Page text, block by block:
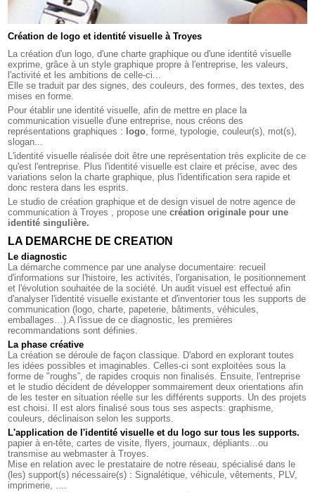
Création de logo et identité visuelle à Troyes
La création d'un logo, d'une charte graphique ou d'une identité visuelle
exprime, grâce à un style graphique propre à l'entreprise, les valeurs,
l'activité et les ambitions de celle-ci...
Elle se traduit par des signes, des couleurs, des formes, des textes, des
mises en forme.
Pour établir une identité visuelle, afin de mettre en place la
communication visuelle d'une entreprise, nous créons des
représentations graphiques : logo, forme, typologie, couleur(s), mot(s),
slogan...
L'identité visuelle réalisée doit être une représentation très explicite de ce
qu'est l'entreprise. Plus l'identité visuelle est claire et précise, avec des
variations selon la charte graphique, plus l'identification sera rapide et
donc restera dans les esprits.
Le studio de création graphique et de design visuel de notreagence de
communication à Troyes , propose unecréation originale pour une
identité singulière.
LA DEMARCHE DE CREATION
Le diagnostic
La démarche commence par une analyse documentaire: recueil
d'informations sur l'histoire, les activités, l'organisation, le positionnement
et l'évolution souhaitée de la société. Un audit visuel est effectué afin
d'analyser l'identité visuelle existante et d'inventorier tous les supports de
communication (logo, charte, papeterie, bâtiments, véhicules,
emballages…).A l'issue de ce diagnostic, les premières
recommandations sont définies.
La phase créative
La création se déroule de façon classique. D'abord en explorant toutes
les idées possibles et imaginables. Celles-ci sont exploitées sous la
forme de "roughs”, de rapides croquis non finalisés. Ensuite, l'entreprise
et le studio décident de développer sommairement deux orientations afin
de les tester en situation réelle sur les différents supports. Un des projets
est choisi. Il est alors finalisé sous tous ses aspects: graphisme,
couleurs, déclinaison selon les supports.
L'application de l'identité visuelle et du logo sur tous les supports.
papier à en-tête, cartes de visite, flyers, journaux, dépliants...ou
transmise au webmaster à Troyes.
Mise en relation avec le prestataire de notre réseau, spécialisé dans le
(les) support(s) nécessaire(s) : Signalétique, véhicule, vêtements, PLV,
imprimerie, ....